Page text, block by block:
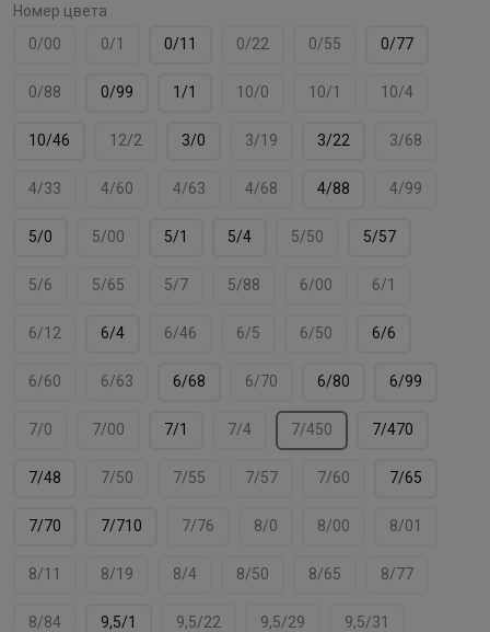
Номер цвета
0/00
0/1 0/11 0/22 0/55 0/77
0/88 0/99 1/1 10/0 10/1 10/4
10/46 12/2 3/0 3/19 3/22 3/68
4/33 4/60 4/63 4/68 4/88 4/99
5/0 5/00 5/1 5/4 5/50 5/57
5/6 5/65 5/7 5/88 6/00 6/1
6/12 6/4 6/46 6/5 6/50 6/6
6/60 6/63 6/68 6/70 6/80 6/99
7/0 7/00 7/1 7/4 7/450 7/470
7/48 7/50 7/55 7/57 7/60 7/65
7/70 7/710 7/76 8/0 8/00 8/01
8/11 8/19 8/4 8/50 8/65 8/77
8/84 9,5/1 9,5/22 9,5/29 9,5/31